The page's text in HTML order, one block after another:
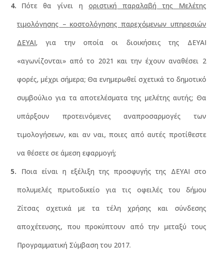
Πότε θα γίνει η οριστική παραλαβή της Μελέτης
τιμολόγησης – κοστολόγησης παρεχόμενων υπηρεσιών
ΔΕΥΑΙ, για την οποία οι διοικήσεις της ΔΕΥΑΙ
«αγωνίζονται» από το 2021 και την έχουν αναθέσει 2
φορές, μέχρι σήμερα; Θα ενημερωθεί σχετικά το δημοτικό
συμβούλιο για τα αποτελέσματα της μελέτης αυτής; Θα
υπάρξουν προτεινόμενες αναπροσαρμογές των
τιμολογήσεων, και αν ναι, ποιες από αυτές προτίθεστε
να θέσετε σε άμεση εφαρμογή;
Ποια είναι η εξέλιξη της προσφυγής της ΔΕΥΑΙ στο
πολυμελές πρωτοδικείο για τις οφειλές του δήμου
Ζίτσας σχετικά με τα τέλη χρήσης και σύνδεσης
αποχέτευσης, που προκύπτουν από την μεταξύ τους
Προγραμματική Σύμβαση του 2017.